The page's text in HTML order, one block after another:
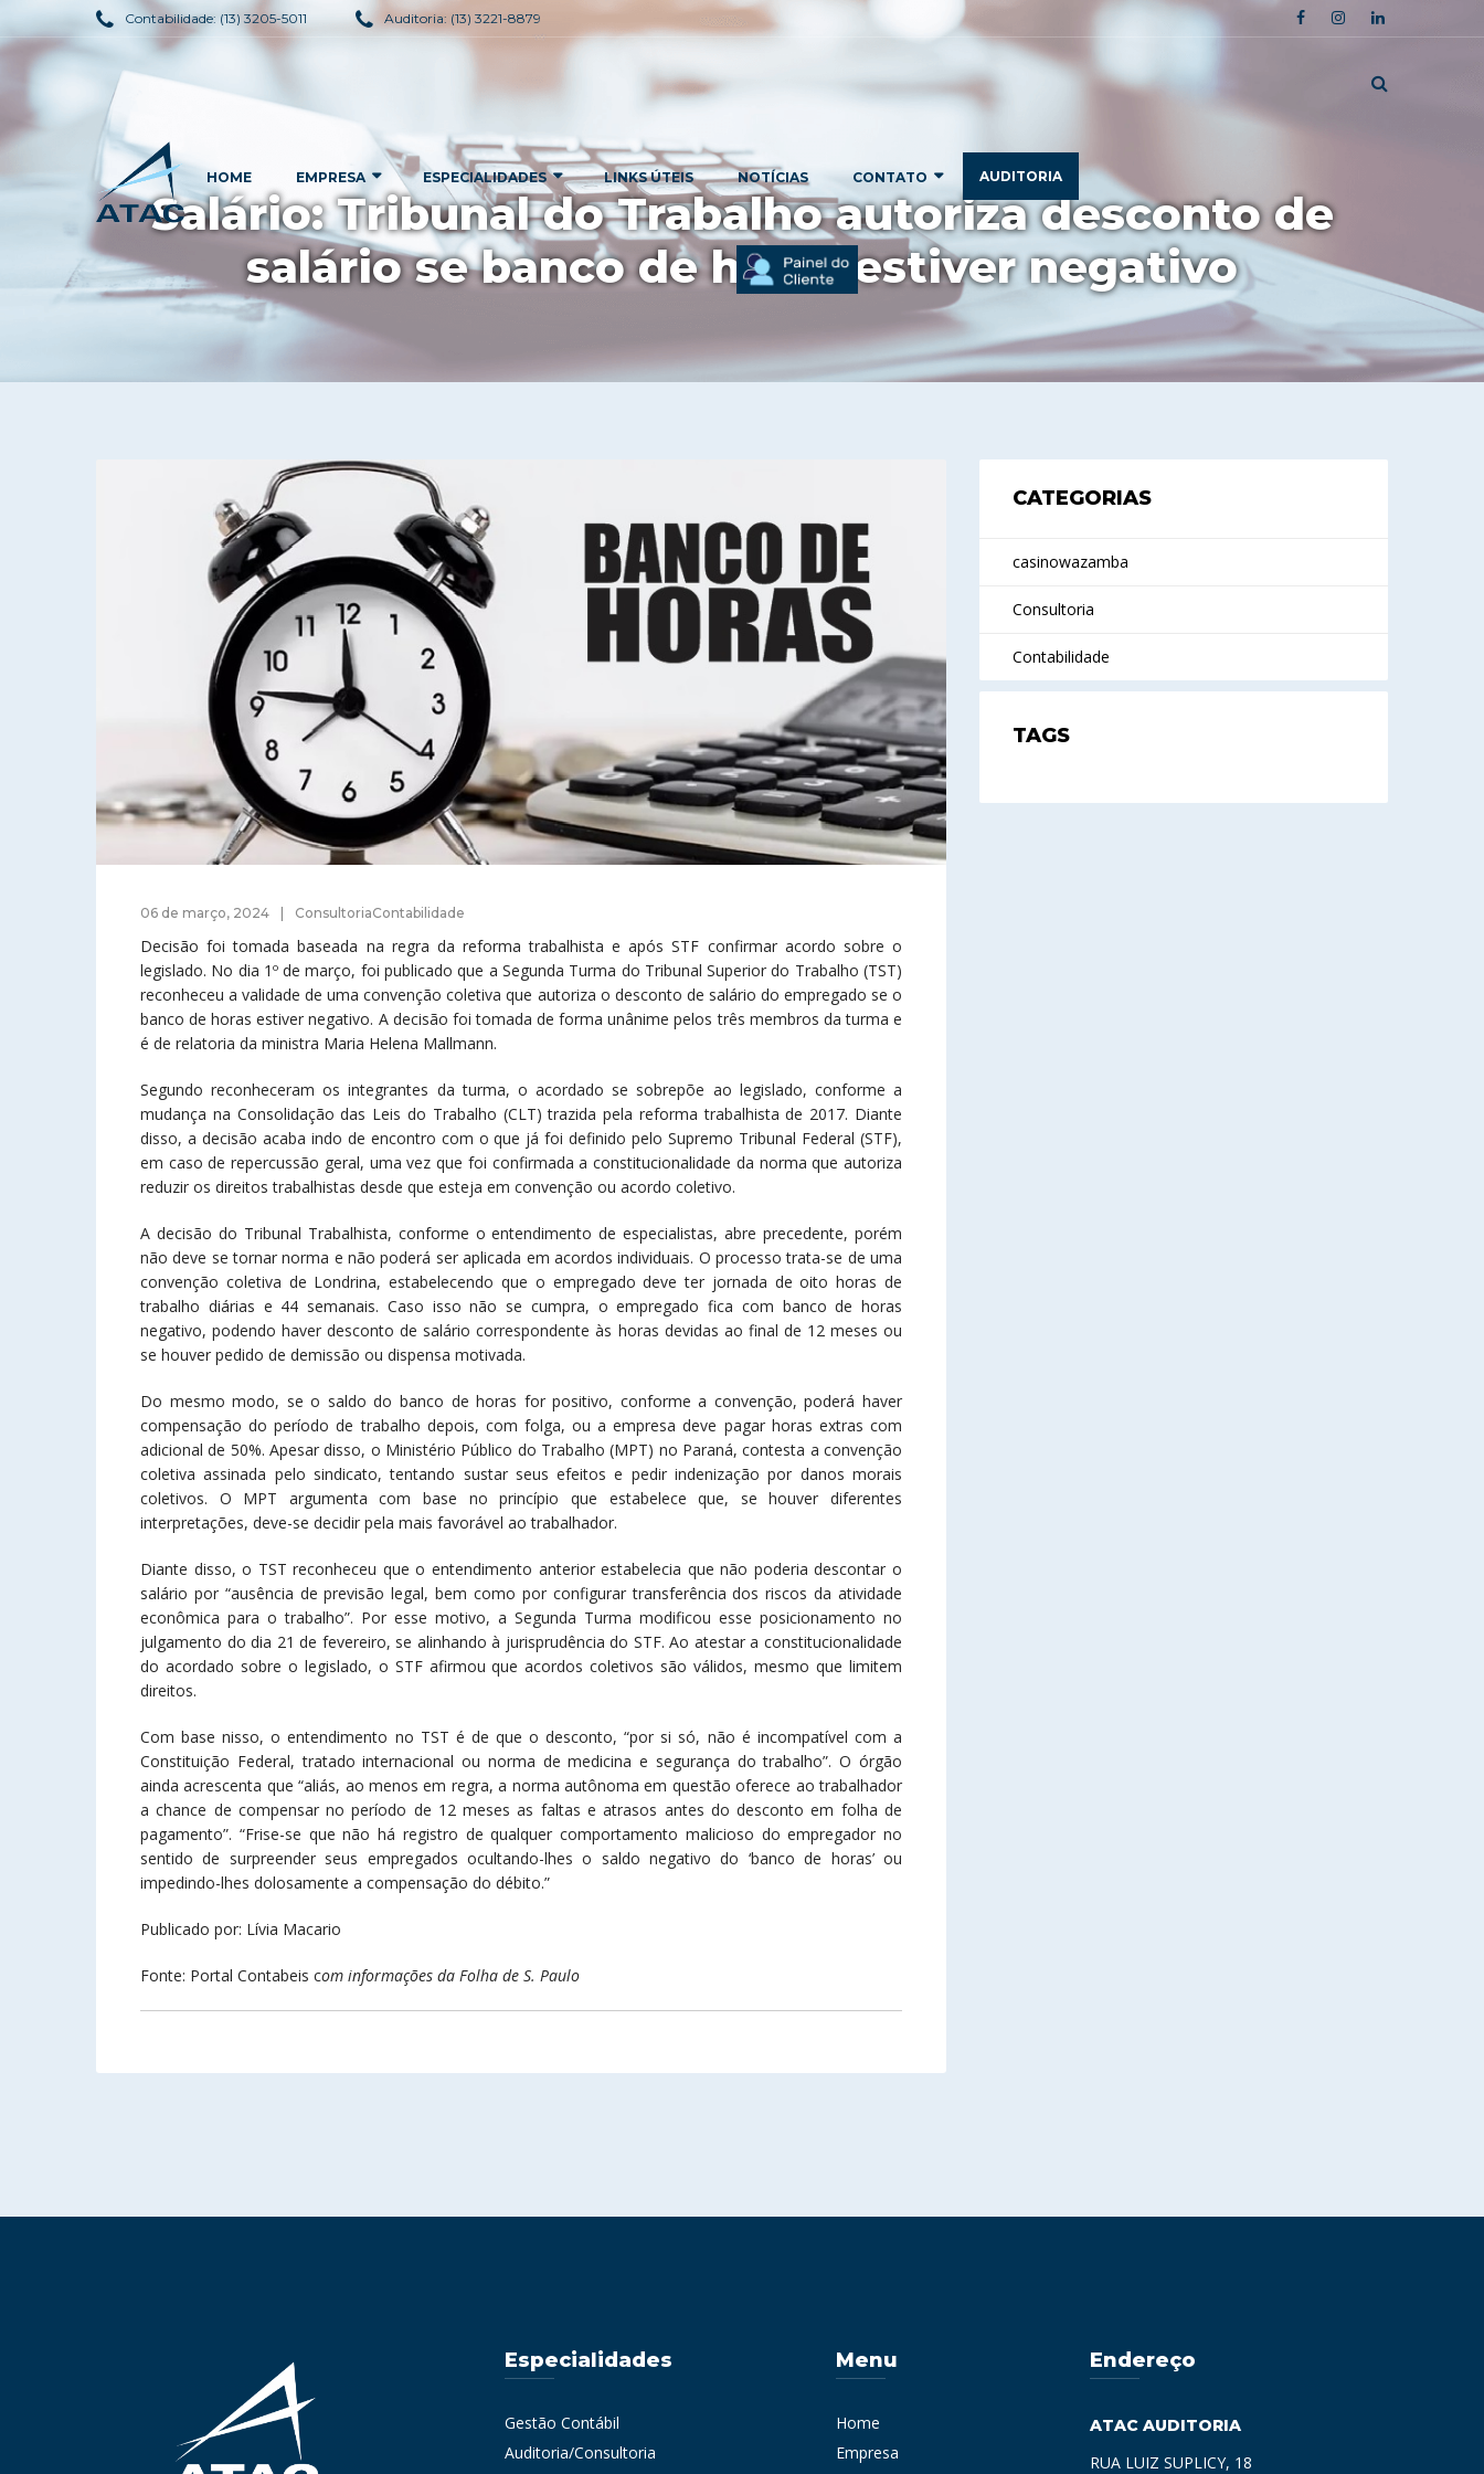
Contabilidade: (13) 3205-5011 Auditoria: (13) 3221-8879
HOME EMPRESA ESPECIALIDADES LINKS ÚTEIS NOTÍCIAS CONTATO AUDITORIA
Salário: Tribunal do Trabalho autoriza desconto de
salário se banco de horas estiver negativo
06 de março, 2024 ConsultoriaContabilidade
Decisão foi tomada baseada na regra da reforma trabalhista e após STF confirmar acordo sobre o
legislado. No dia 1º de março, foi publicado que a Segunda Turma do Tribunal Superior do Trabalho (TST)
reconheceu a validade de uma convenção coletiva que autoriza o desconto de salário do empregado se o
banco de horas estiver negativo. A decisão foi tomada de forma unânime pelos três membros da turma e
é de relatoria da ministra Maria Helena Mallmann.
Segundo reconheceram os integrantes da turma, o acordado se sobrepõe ao legislado, conforme a
mudança na Consolidação das Leis do Trabalho (CLT) trazida pela reforma trabalhista de 2017. Diante
disso, a decisão acaba indo de encontro com o que já foi definido pelo Supremo Tribunal Federal (STF),
em caso de repercussão geral, uma vez que foi confirmada a constitucionalidade da norma que autoriza
reduzir os direitos trabalhistas desde que esteja em convenção ou acordo coletivo.
A decisão do Tribunal Trabalhista, conforme o entendimento de especialistas, abre precedente, porém
não deve se tornar norma e não poderá ser aplicada em acordos individuais. O processo trata-se de uma
convenção coletiva de Londrina, estabelecendo que o empregado deve ter jornada de oito horas de
trabalho diárias e 44 semanais. Caso isso não se cumpra, o empregado fica com banco de horas
negativo, podendo haver desconto de salário correspondente às horas devidas ao final de 12 meses ou
se houver pedido de demissão ou dispensa motivada.
Do mesmo modo, se o saldo do banco de horas for positivo, conforme a convenção, poderá haver
compensação do período de trabalho depois, com folga, ou a empresa deve pagar horas extras com
adicional de 50%. Apesar disso, o Ministério Público do Trabalho (MPT) no Paraná, contesta a convenção
coletiva assinada pelo sindicato, tentando sustar seus efeitos e pedir indenização por danos morais
coletivos. O MPT argumenta com base no princípio que estabelece que, se houver diferentes
interpretações, deve-se decidir pela mais favorável ao trabalhador.
Diante disso, o TST reconheceu que o entendimento anterior estabelecia que não poderia descontar o
salário por “ausência de previsão legal, bem como por configurar transferência dos riscos da atividade
econômica para o trabalho”. Por esse motivo, a Segunda Turma modificou esse posicionamento no
julgamento do dia 21 de fevereiro, se alinhando à jurisprudência do STF. Ao atestar a constitucionalidade
do acordado sobre o legislado, o STF afirmou que acordos coletivos são válidos, mesmo que limitem
direitos.
Com base nisso, o entendimento no TST é de que o desconto, “por si só, não é incompatível com a
Constituição Federal, tratado internacional ou norma de medicina e segurança do trabalho”. O órgão
ainda acrescenta que “aliás, ao menos em regra, a norma autônoma em questão oferece ao trabalhador
a chance de compensar no período de 12 meses as faltas e atrasos antes do desconto em folha de
pagamento”. “Frise-se que não há registro de qualquer comportamento malicioso do empregador no
sentido de surpreender seus empregados ocultando-lhes o saldo negativo do ‘banco de horas’ ou
impedindo-lhes dolosamente a compensação do débito.”
Publicado por: Lívia Macario
Fonte: Portal Contabeis com informações da Folha de S. Paulo
CATEGORIAS
casinowazamba
Consultoria
Contabilidade
TAGS
Especialidades
Gestão Contábil
Auditoria/Consultoria
Menu
Home
Empresa
Endereço
ATAC AUDITORIA
RUA LUIZ SUPLICY, 18